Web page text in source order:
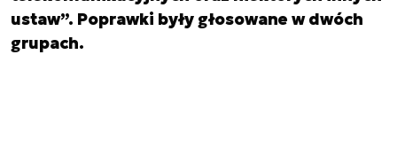
ustaw”. Poprawki były głosowane w dwóch
grupach.